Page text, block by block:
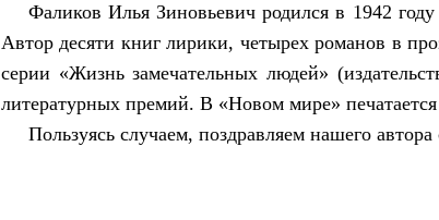
Фаликов Илья Зиновьевич родился в 1942
Автор десяти книг лирики, четырех романов в
серии «Жизнь замечательных людей»
литературных премий. В «Новом мире»
Пользуясь случаем, поздравляем нашего